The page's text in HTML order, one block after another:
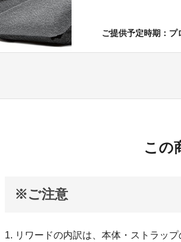
ご提供予定時期：プ
この
※ご注意
1. リワードの内訳は、本体・ストラッ